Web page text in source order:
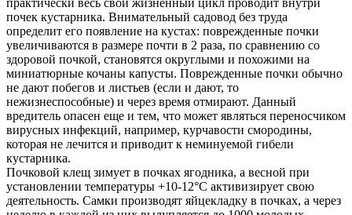
практически весь свой жизненный цикл проводит внутри
почек кустарника. Внимательный садовод без труда
определит его появление на кустах: поврежденные почки
увеличиваются в размере почти в 2 раза, по сравнению со
здоровой почкой, становятся округлыми и похожими на
миниатюрные кочаны капусты. Поврежденные почки обычно
не дают побегов и листьев (если и дают, то
нежизнеспособные) и через время отмирают. Данный
вредитель опасен еще и тем, что может являться переносчиком
вирусных инфекций, например, курчавости смородины,
которая не лечится и приводит к неминуемой гибели
кустарника.
Почковой клещ зимует в почках ягодника, а весной при
установлении температуры +10-12°С активизирует свою
деятельность. Самки производят яйцекладку в почках, а через